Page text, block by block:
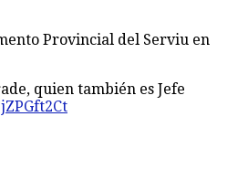
Provincial del Serviu en
quien también es Jefe